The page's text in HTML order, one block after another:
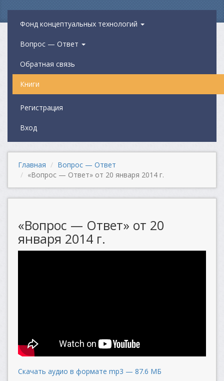
Фонд концептуальных технологий
Вопрос — Ответ
Обратная связь
Книги
Регистрация
Вход
Главная
Вопрос — Ответ
«Вопрос — Ответ» от 20 января 2014 г.
«Вопрос — Ответ» от 20
января 2014 г.
Скачать аудио в формате mp3 — 87.6 МБ